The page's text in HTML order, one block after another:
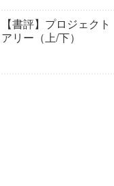
【書評】プロジェク
アリー（上/下）